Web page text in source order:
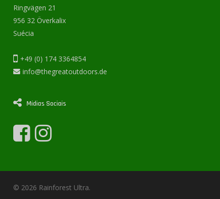
Ringvägen 21
956 32 Överkalix
Suécia
+49 (0) 174 3364854
info@thegreatoutdoors.de
Mídias Sociais
© 2026 Rainforest Ultra.